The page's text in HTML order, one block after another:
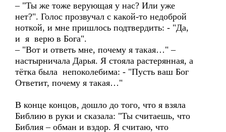
– "Ты же тоже верующая у нас? Или уже
нет?". Голос прозвучал с какой-то недоброй
ноткой, и мне пришлось подтвердить: - "Да,
и я верю в Бога".
– "Вот и ответь мне, почему я такая…" –
настырничала Дарья. Я стояла растерянная, а
тётка была непоколебима: - "Пусть ваш Бог
Ответит, почему я такая…"
В конце концов, дошло до того, что я взяла
Библию в руки и сказала: "Ты считаешь, что
Библия – обман и вздор. Я считаю, что